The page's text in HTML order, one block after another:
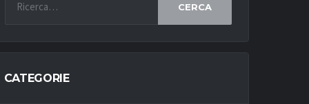
CERCA
CATEGORIE